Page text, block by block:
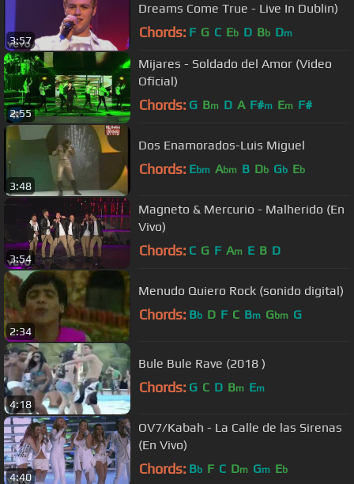
3:57
Dreams Come True - Live In Dublin)
Chords: F G C Eb D Bb Dm
2:55
Mijares - Soldado del Amor (Video
Oficial)
Chords: G Bm D A F#m Em F#
3:48
Dos Enamorados-Luis Miguel
Chords: Ebm Abm B Db Gb Eb
3:54
Magneto & Mercurio - Malherido (En
Vivo)
Chords: C G F Am E B D
2:34
Menudo Quiero Rock (sonido digital)
Chords: Bb D F C Bm Gbm G
4:18
Bule Bule Rave (2018 )
Chords: G C D Bm Em
4:40
OV7/Kabah - La Calle de las Sirenas
(En Vivo)
Chords: Bb F C Dm Gm Eb